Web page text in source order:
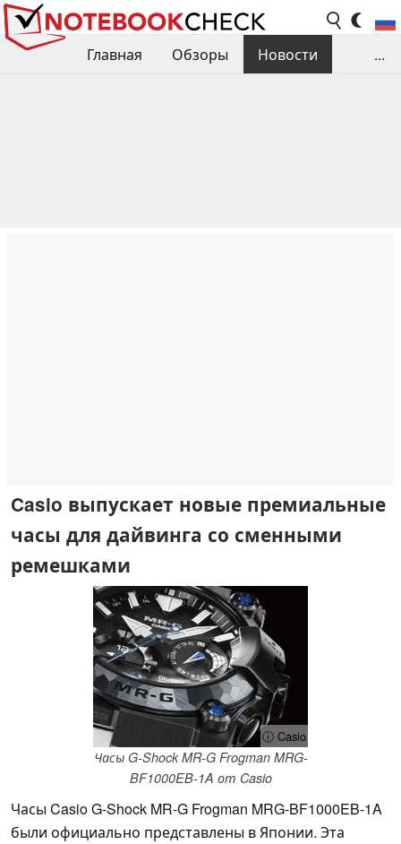
Главная Обзоры
Новости
...
Casio выпускает новые премиальные
часы для дайвинга со сменными
ремешками
ⓘ Casio
Часы G-Shock MR-G Frogman MRG-
BF1000EB-1A от Casio
Часы Casio G-Shock MR-G Frogman MRG-BF1000EB-1A
были официально представлены в Японии. Эта